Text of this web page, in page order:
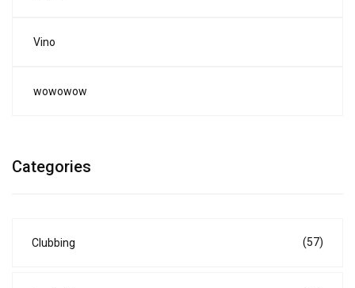
Vino
wowowow
Categories
Clubbing (57)